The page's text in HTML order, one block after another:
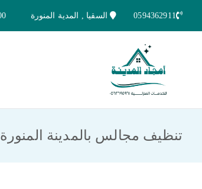
0594362911 السقيا , المدية المنورة
تنظيف مجالس بالمدينة المنورة